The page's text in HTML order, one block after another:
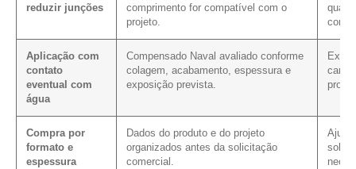
reduzir junções
comprimento for compatível com o
projeto.
Aplicação com
contato
eventual com
água
Compensado Naval avaliado conforme
colagem, acabamento, espessura e
exposição prevista.
Compra por
formato e
espessura
Dados do produto e do projeto
organizados antes da solicitação
comercial.
Ajuda